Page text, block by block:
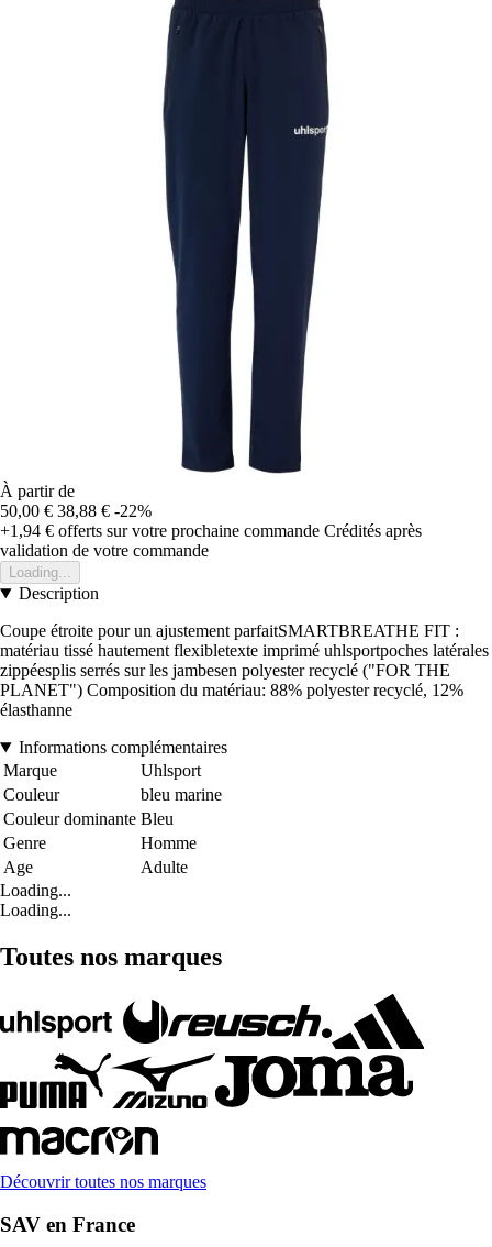
À partir de
50,00 € 38,88 € -22%
+1,94 € offerts sur votre prochaine commande Crédités après
validation de votre commande
Loading...
Description
Coupe étroite pour un ajustement parfaitSMARTBREATHE FIT :
matériau tissé hautement flexibletexte imprimé uhlsportpoches latérales
zippéesplis serrés sur les jambesen polyester recyclé ("FOR THE
PLANET") Composition du matériau: 88% polyester recyclé, 12%
élasthanne
Informations complémentaires
Marque
Uhlsport
Couleur
bleu marine
Couleur dominante Bleu
Genre
Homme
Age
Adulte
Loading...
Loading...
Toutes nos marques
Découvrir toutes nos marques
SAV en France